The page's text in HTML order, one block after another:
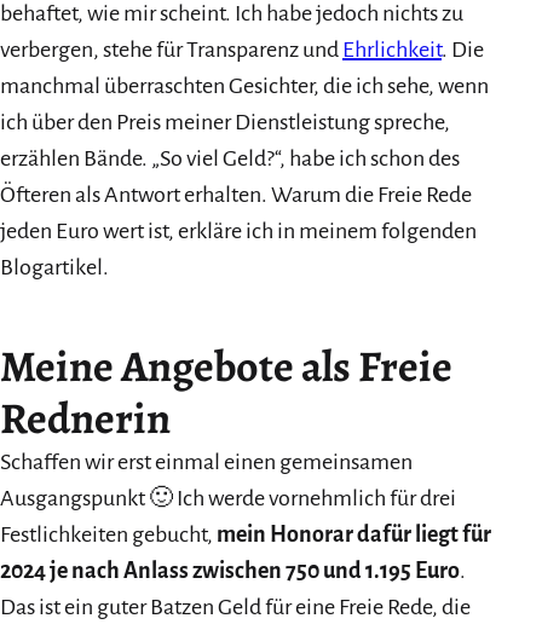
behaftet, wie mir scheint. Ich habe jedoch nichts zu
verbergen, stehe für Transparenz und Ehrlichkeit. Die
manchmal überraschten Gesichter, die ich sehe, wenn
ich über den Preis meiner Dienstleistung spreche,
erzählen Bände. „So viel Geld?“, habe ich schon des
Öfteren als Antwort erhalten. Warum die Freie Rede
jeden Euro wert ist, erkläre ich in meinem folgenden
Blogartikel.
Meine Angebote als Freie
Rednerin
Schaffen wir erst einmal einen gemeinsamen
Ausgangspunkt 🙂 Ich werde vornehmlich für drei
Festlichkeiten gebucht, mein Honorar dafür liegt für
2024 je nach Anlass zwischen 750 und 1.195 Euro.
Das ist ein guter Batzen Geld für eine Freie Rede, die